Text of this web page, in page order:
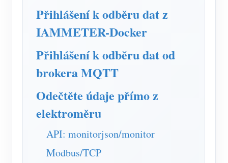
Monitor spotřeby elektřiny
Automatizace domácnosti
Společenství
Vývojář
Přihlášení k odběru dat z
IAMMETER-Docker
Přihlášení k odběru dat od
brokera MQTT
Odečtěte údaje přímo z
elektroměru
API: monitorjson/monitor
Modbus/TCP